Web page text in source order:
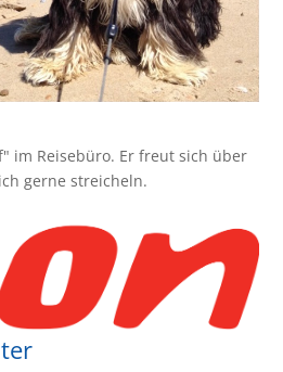
im Reisebüro. Er freut sich über
gerne streicheln.